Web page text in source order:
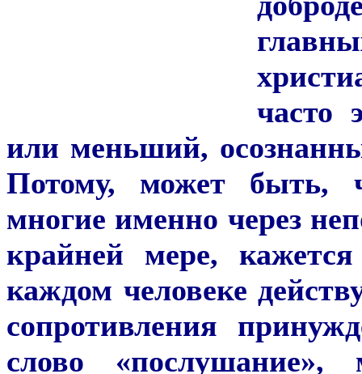
часто
или меньший,
Потому, может быть,
многие именно через
крайней мере,
каждом человеке
сопротивления
слово «послушание»,